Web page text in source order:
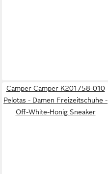
Camper Camper K201758-010
Pelotas - Damen Freizeitschuhe -
Off-White-Honig Sneaker